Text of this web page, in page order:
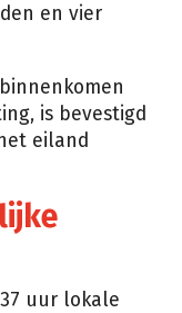
en vier
is bevestigd
eiland
uur lokale